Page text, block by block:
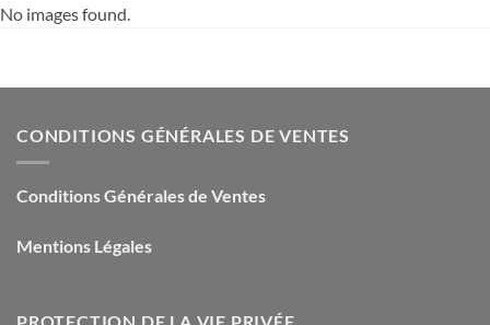
No images found.
CONDITIONS GÉNÉRALES DE VENTES
Conditions Générales de Ventes
Mentions Légales